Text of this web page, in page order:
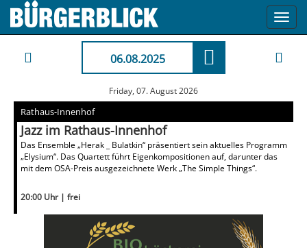
06.08.2025
Friday, 07. August 2026
Rathaus-Innenhof
Jazz im Rathaus-Innenhof
Das Ensemble „Herak _ Bulatkin“ präsentiert sein aktuelles Programm
„Elysium“. Das Quartett führt Eigenkompositionen auf, darunter das
mit dem OSA-Preis ausgezeichnete Werk „The Simple Things“.
20:00 Uhr | frei